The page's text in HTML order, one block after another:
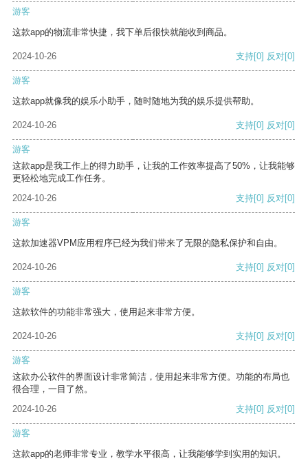
游客
这款app的物流非常快捷，我下单后很快就能收到商品。
2024-10-26 支持[0] 反对[0]
游客
这款app就像我的娱乐小助手，随时随地为我的娱乐提供帮助。
2024-10-26 支持[0] 反对[0]
游客
这款app是我工作上的得力助手，让我的工作效率提高了50%，让我能够
更轻松地完成工作任务。
2024-10-26
支持[0] 反对[0]
游客
这款加速器VPM应用程序已经为我们带来了无限的隐私保护和自由。
2024-10-26 支持[0] 反对[0]
游客
这款软件的功能非常强大，使用起来非常方便。
2024-10-26 支持[0] 反对[0]
游客
这款办公软件的界面设计非常简洁，使用起来非常方便。功能的布局也
很合理，一目了然。
2024-10-26
支持[0] 反对[0]
游客
这款app的老师非常专业，教学水平很高，让我能够学到实用的知识。